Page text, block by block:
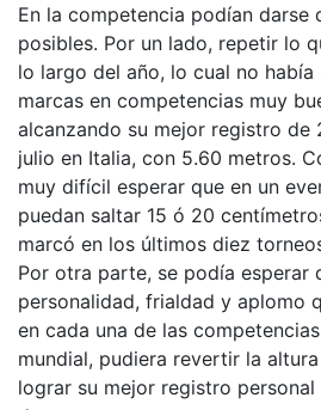
En la competencia podían darse
posibles. Por un lado, repetir lo
lo largo del año, lo cual no había
marcas en competencias muy
alcanzando su mejor registro de
julio en Italia, con 5.60 metros.
muy difícil esperar que en un
puedan saltar 15 ó 20
marcó en los últimos diez
Por otra parte, se podía esperar
personalidad, frialdad y aplomo
en cada una de las
mundial, pudiera revertir la
lograr su mejor registro personal